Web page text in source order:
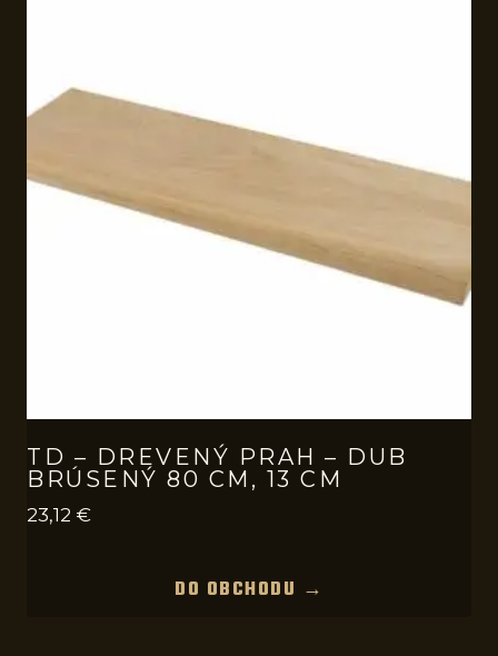
TD – DREVENÝ PRAH – DUB
BRÚSENÝ 80 CM, 13 CM
23,12 €
DO OBCHODU →